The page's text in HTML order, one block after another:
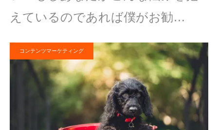
えているのであれば僕がお勧…
コンテンツマーケティング